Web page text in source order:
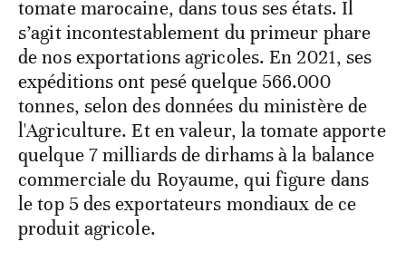
tomate marocaine, dans tous ses états. Il
s’agit incontestablement du primeur phare
de nos exportations agricoles. En 2021, ses
expéditions ont pesé quelque 566.000
tonnes, selon des données du ministère de
l'Agriculture. Et en valeur, la tomate apporte
quelque 7 milliards de dirhams à la balance
commerciale du Royaume, qui figure dans
le top 5 des exportateurs mondiaux de ce
produit agricole.